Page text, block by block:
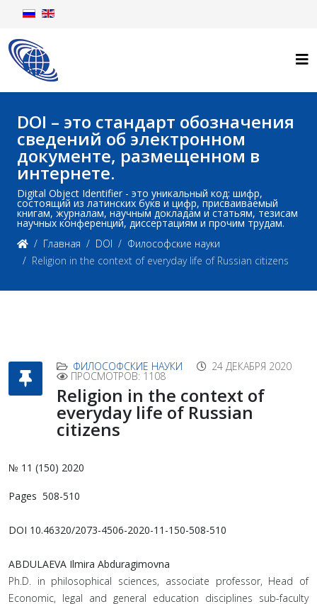
DOI – это стандарт обозначения
сведений об электронном
документе, размещенном в
интернете.
Digital Object Identifier - это уникальный код: шифр,
состоящий из латинских букв и цифр, присваиваемый
книгам, журналам, научным докладам и статьям, тезисам
научных конференций, диссертациям и прочим трудам.
Главная
DOI
Философские науки
Religion in the context of everyday life of Russian citizens
ФИЛОСОФСКИЕ НАУКИ 24 ДЕКАБРЯ 2020
ПРОСМОТРОВ: 1108
Religion in the context of
everyday life of Russian
citizens
№ 11 (150) 2020
Pages 508-510
DOI 10.46320/2073-4506-2020-11-150-508-510
ABDULAEVA Ilmira Abduragimovna
Ph.D. in philosophical sciences, associate professor, Head of
Economic, legal and general education disciplines sub-faculty